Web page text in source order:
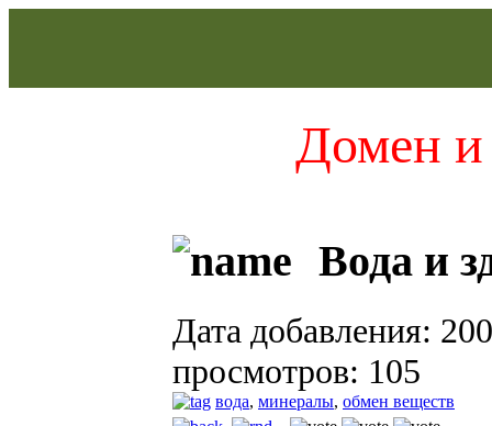
Домен и
Вода и
Дата добавления:
просмотров: 105
вода, минералы, обмен веществ